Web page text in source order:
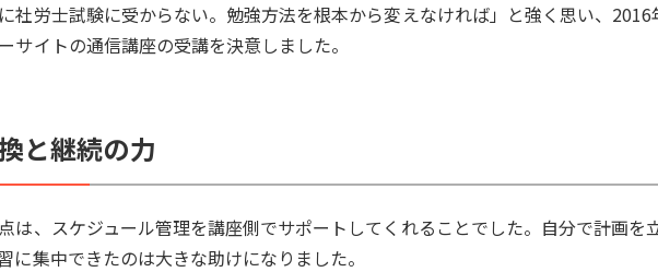
社労士試験に受からない。勉強方法を根本から変えなければ」と強く思い、2016
サイトの通信講座の受講を決意しました。
と継続の力
は、スケジュール管理を講座側でサポートしてくれることでした。自分で計画を
に集中できたのは大きな助けになりました。